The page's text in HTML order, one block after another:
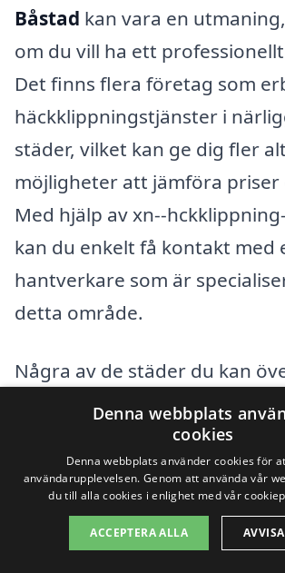
Båstad kan vara en
om du vill ha ett
Det finns flera företag som
häckklippningstjänster i
städer, vilket kan ge dig fler
möjligheter att jämföra priser
Med hjälp av xn--
kan du enkelt få kontakt med
hantverkare som är
detta område.
Några av de städer du kan
du letar efter
Ängelholm
Hovs Hallar
Denna webbplats
cookies
Denna webbplats använder cookies för
användarupplevelsen. Genom att använda vår
du till alla cookies i enlighet med vår
ACCEPTERA ALLA